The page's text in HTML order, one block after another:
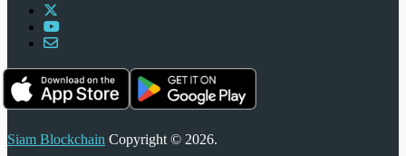
Siam Blockchain Copyright © 2026.